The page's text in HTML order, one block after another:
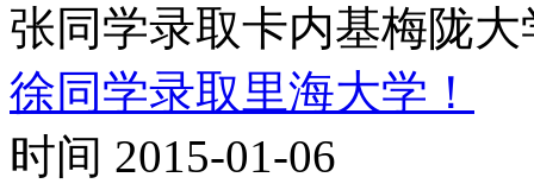
张同学录取卡内基梅陇大
徐同学录取里海大学！
时间 2015-01-06